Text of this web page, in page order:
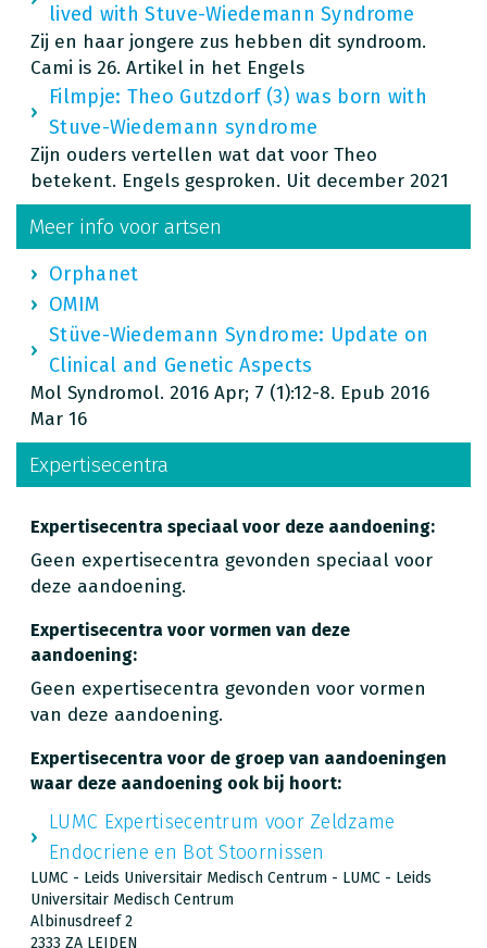
lived with Stuve-Wiedemann Syndrome
Zij en haar jongere zus hebben dit syndroom.
Cami is 26. Artikel in het Engels
Filmpje: Theo Gutzdorf (3) was born with
Stuve-Wiedemann syndrome
Zijn ouders vertellen wat dat voor Theo
betekent. Engels gesproken. Uit december 2021
Meer info voor artsen
Orphanet
OMIM
Stüve-Wiedemann Syndrome: Update on
Clinical and Genetic Aspects
Mol Syndromol. 2016 Apr; 7 (1):12-8. Epub 2016
Mar 16
Expertisecentra
Expertisecentra speciaal voor deze aandoening:
Geen expertisecentra gevonden speciaal voor
deze aandoening.
Expertisecentra voor vormen van deze
aandoening:
Geen expertisecentra gevonden voor vormen
van deze aandoening.
Expertisecentra voor de groep van aandoeningen
waar deze aandoening ook bij hoort:
LUMC Expertisecentrum voor Zeldzame
Endocriene en Bot Stoornissen
LUMC - Leids Universitair Medisch Centrum - LUMC - Leids
Universitair Medisch Centrum
Albinusdreef 2
2333 ZA LEIDEN